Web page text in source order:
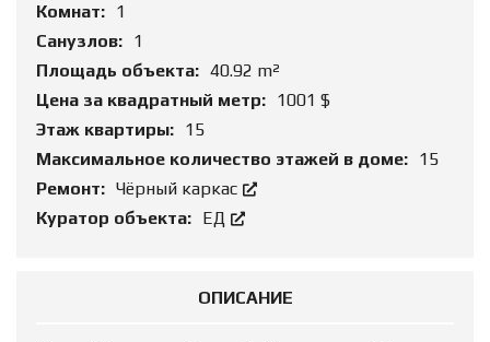
Комнат: 1
Санузлов: 1
Площадь объекта: 40.92 m²
Цена за квадратный метр: 1001 $
Этаж квартиры: 15
Максимальное количество этажей в доме: 15
Ремонт: Чёрный каркас
Куратор объекта: ЕД
ОПИСАНИЕ